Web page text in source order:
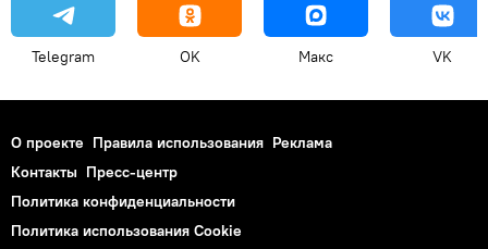
Telegram OK Макс VK
О проекте Правила использования Реклама
Контакты Пресс-центр
Политика конфиденциальности
Политика использования Cookie